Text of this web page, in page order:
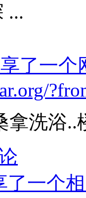
...
了一个
拿洗浴..
了一个